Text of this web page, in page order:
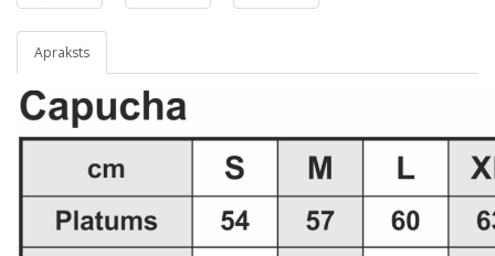
Apraksts